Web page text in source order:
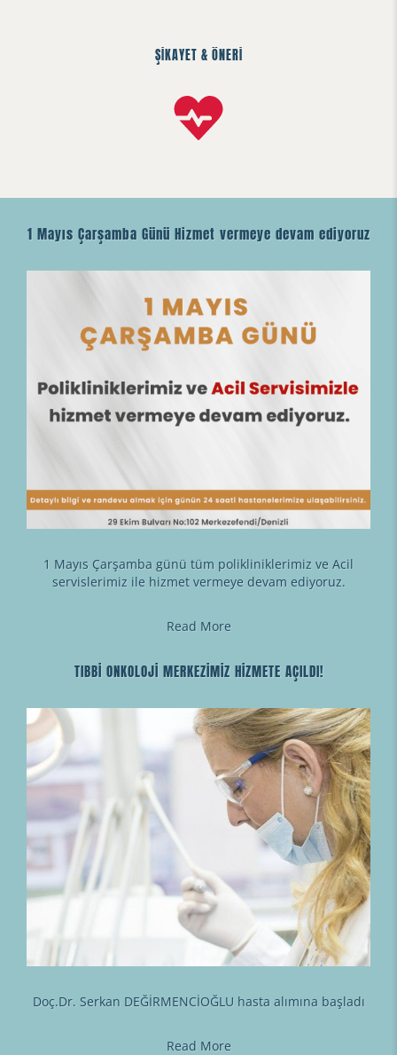
ŞİKAYET & ÖNERİ
1 Mayıs Çarşamba Günü Hizmet vermeye devam ediyoruz
1 Mayıs Çarşamba günü tüm polikliniklerimiz ve Acil
servislerimiz ile hizmet vermeye devam ediyoruz.
Read More
TIBBİ ONKOLOJİ MERKEZİMİZ HİZMETE AÇILDI!
Doç.Dr. Serkan DEĞİRMENCİOĞLU hasta alımına başladı
Read More